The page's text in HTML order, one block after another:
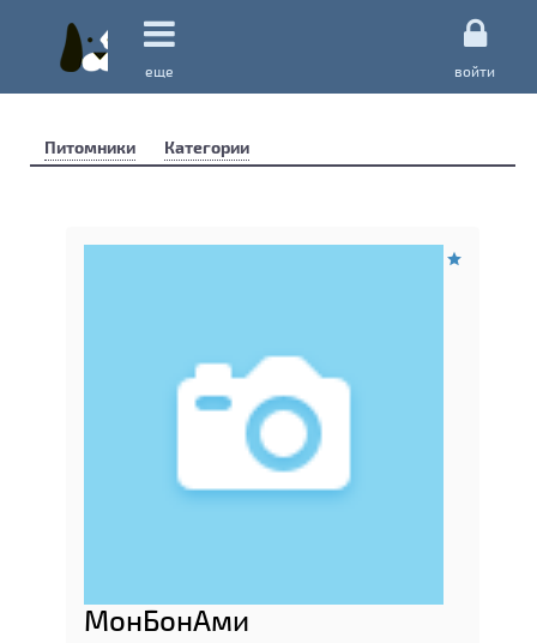
еще войти
Питомники Категории
МонБонАми